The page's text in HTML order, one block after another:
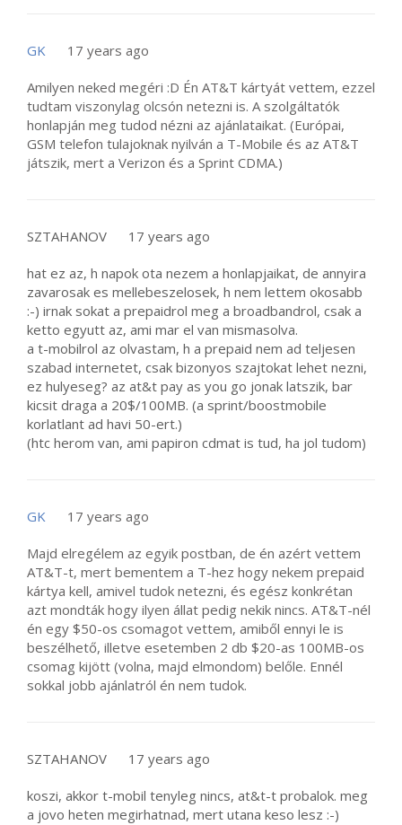
GK 17 years ago
Amilyen neked megéri :D Én AT&T kártyát vettem, ezzel
tudtam viszonylag olcsón netezni is. A szolgáltatók
honlapján meg tudod nézni az ajánlataikat. (Európai,
GSM telefon tulajoknak nyilván a T-Mobile és az AT&T
játszik, mert a Verizon és a Sprint CDMA.)
SZTAHANOV 17 years ago
hat ez az, h napok ota nezem a honlapjaikat, de annyira
zavarosak es mellebeszelosek, h nem lettem okosabb
:-) irnak sokat a prepaidrol meg a broadbandrol, csak a
ketto egyutt az, ami mar el van mismasolva.
a t-mobilrol az olvastam, h a prepaid nem ad teljesen
szabad internetet, csak bizonyos szajtokat lehet nezni,
ez hulyeseg? az at&t pay as you go jonak latszik, bar
kicsit draga a 20$/100MB. (a sprint/boostmobile
korlatlant ad havi 50-ert.)
(htc herom van, ami papiron cdmat is tud, ha jol tudom)
GK 17 years ago
Majd elregélem az egyik postban, de én azért vettem
AT&T-t, mert bementem a T-hez hogy nekem prepaid
kártya kell, amivel tudok netezni, és egész konkrétan
azt mondták hogy ilyen állat pedig nekik nincs. AT&T-nél
én egy $50-os csomagot vettem, amiből ennyi le is
beszélhető, illetve esetemben 2 db $20-as 100MB-os
csomag kijött (volna, majd elmondom) belőle. Ennél
sokkal jobb ajánlatról én nem tudok.
SZTAHANOV 17 years ago
koszi, akkor t-mobil tenyleg nincs, at&t-t probalok. meg
a jovo heten megirhatnad, mert utana keso lesz :-)